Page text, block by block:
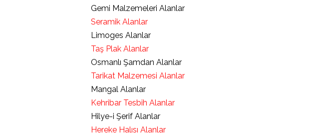
Gemi Malzemeleri Alanlar
Seramik Alanlar
Limoges Alanlar
Taş Plak Alanlar
Osmanlı Şamdan Alanlar
Tarikat Malzemesi Alanlar
Mangal Alanlar
Kehribar Tesbih Alanlar
Hilye-i Şerif Alanlar
Hereke Halısı Alanlar